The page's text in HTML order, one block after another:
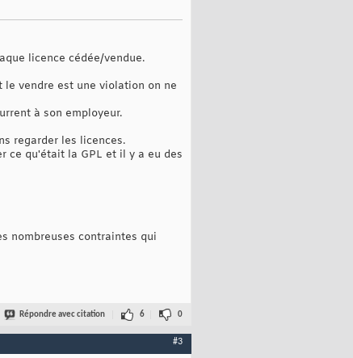
licence cédée/vendue.
vendre est une violation on ne
à son employeur.
regarder les licences.
ce qu'était la GPL et il y a eu des
nombreuses contraintes qui
Répondre avec citation 6 0
#3